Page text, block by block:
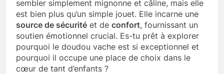
sembler simplement mignonne et câline, mais elle
est bien plus qu’un simple jouet. Elle incarne une
source de sécurité et de confort, fournissant un
soutien émotionnel crucial. Es-tu prêt à explorer
pourquoi le doudou vache est si exceptionnel et
pourquoi il occupe une place de choix dans le
cœur de tant d’enfants ?